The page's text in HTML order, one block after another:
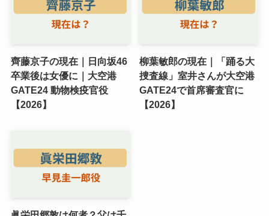
齊藤京子の現在｜日向坂46
卒業後は女優に｜大空港
GATE24 動物検疫官役
【2026】
柳葉敏郎の現在｜「踊る大
捜査線」室井さんが大空港
GATE24で首席審査官に
【2026】